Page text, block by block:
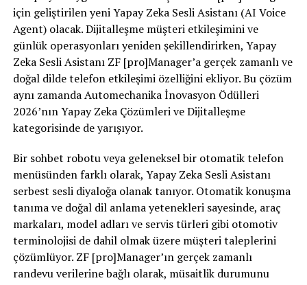
için geliştirilen yeni Yapay Zeka Sesli Asistanı (AI Voice
Agent) olacak. Dijitalleşme müşteri etkileşimini ve
günlük operasyonları yeniden şekillendirirken, Yapay
Zeka Sesli Asistanı ZF [pro]Manager’a gerçek zamanlı ve
doğal dilde telefon etkileşimi özelliğini ekliyor. Bu çözüm
aynı zamanda Automechanika İnovasyon Ödülleri
2026’nın Yapay Zeka Çözümleri ve Dijitalleşme
kategorisinde de yarışıyor.
Bir sohbet robotu veya geleneksel bir otomatik telefon
menüsünden farklı olarak, Yapay Zeka Sesli Asistanı
serbest sesli diyaloğa olanak tanıyor. Otomatik konuşma
tanıma ve doğal dil anlama yetenekleri sayesinde, araç
markaları, model adları ve servis türleri gibi otomotiv
terminolojisi de dahil olmak üzere müşteri taleplerini
çözümlüyor. ZF [pro]Manager’ın gerçek zamanlı
randevu verilerine bağlı olarak, müsaitlik durumunu